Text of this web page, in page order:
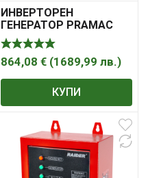
ИНВЕРТОРЕН
ГЕНЕРАТОР PRAMAC
P2200i
864,08 € (1689,99 лв.)
КУПИ